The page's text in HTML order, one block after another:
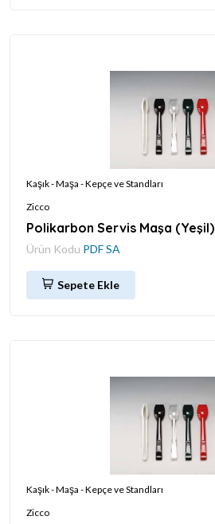
Kaşık - Maşa - Kepçe ve Standları
Zicco
Polikarbon Servis Maşa (Yeşil)
Ürün Kodu PDF SA
Sepete Ekle
Kaşık - Maşa - Kepçe ve Standları
Zicco